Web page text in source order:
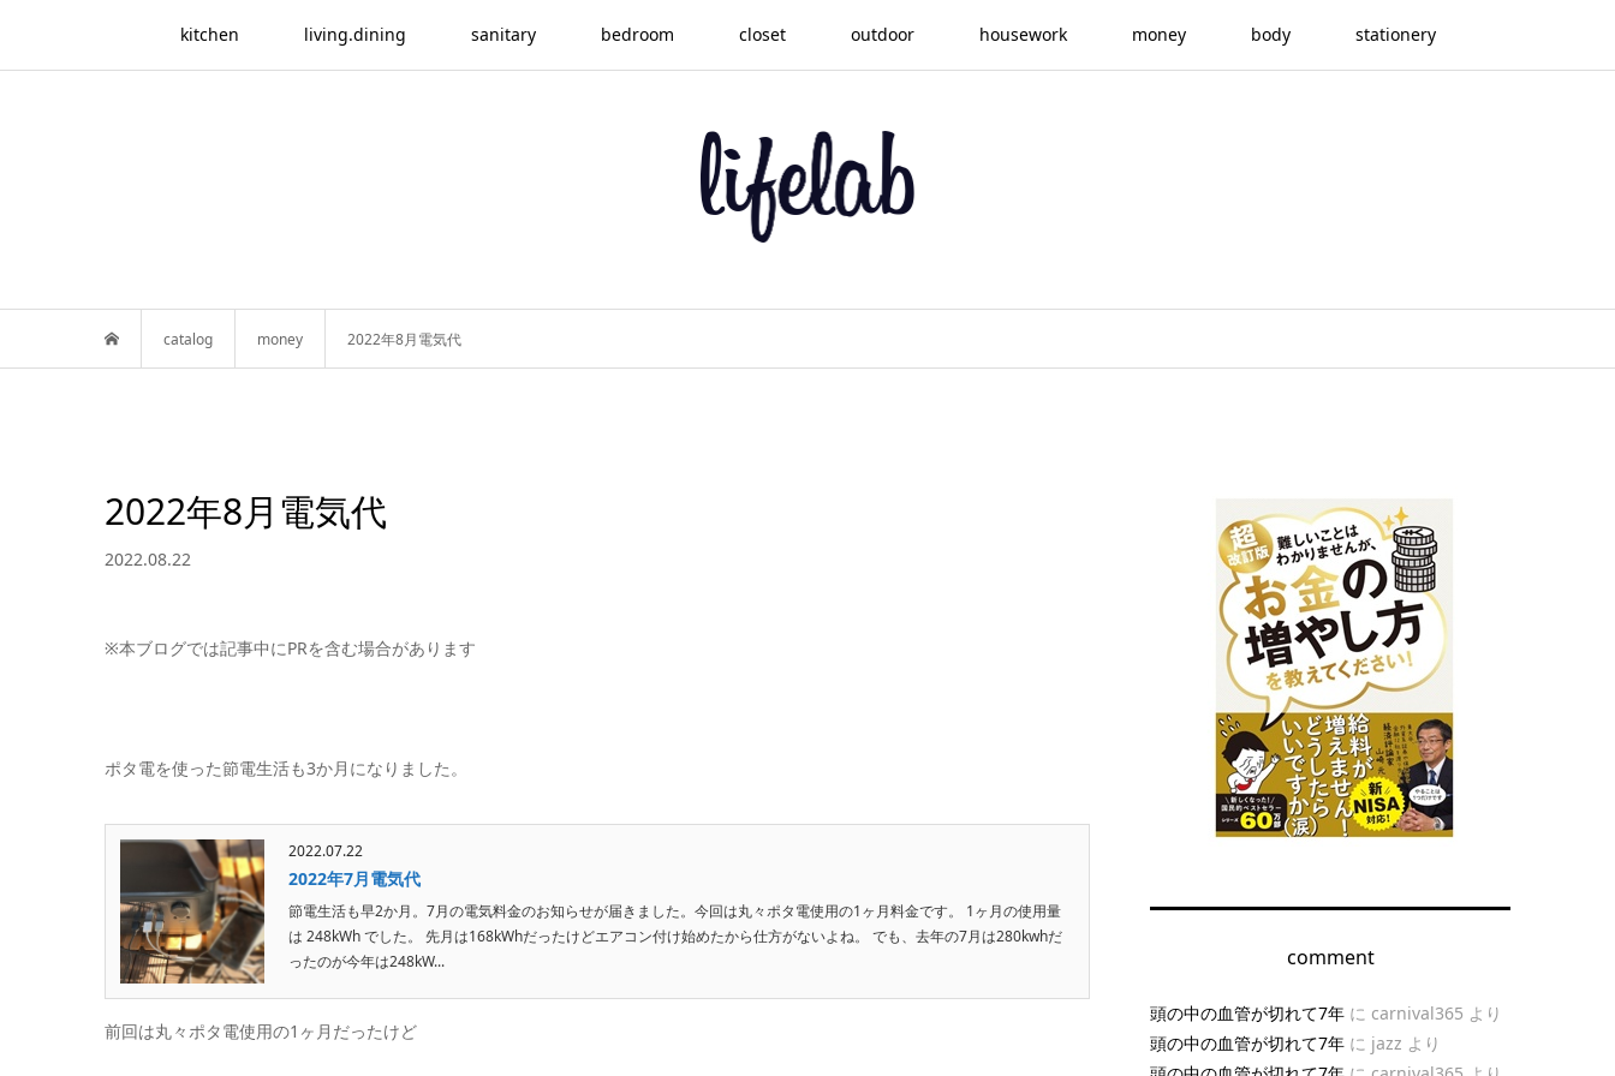
kitchen living.dining sanitary bedroom closet outdoor housework money body stationery
catalog money 2022年8月電気代
2022年8月電気代
2022.08.22
※本ブログでは記事中にPRを含む場合があります
ポタ電を使った節電生活も3か月になりました。
2022.07.22
2022年7月電気代
節電生活も早2か月。7月の電気料金のお知らせが届きました。今回は丸々ポタ電使用の1ヶ月料金です。 1ヶ月の使用量
は 248kWh でした。 先月は168kWhだったけどエアコン付け始めたから仕方がないよね。 でも、去年の7月は280kwhだ
ったのが今年は248kW...
前回は丸々ポタ電使用の1ヶ月だったけど
comment
頭の中の血管が切れて7年 に carnival365 より
頭の中の血管が切れて7年 に jazz より